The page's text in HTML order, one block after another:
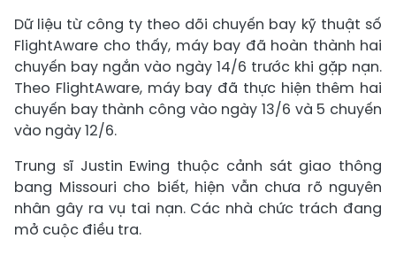
Dữ liệu từ công ty theo dõi chuyến bay kỹ thuật số
FlightAware cho thấy, máy bay đã hoàn thành hai
chuyến bay ngắn vào ngày 14/6 trước khi gặp nạn.
Theo FlightAware, máy bay đã thực hiện thêm hai
chuyến bay thành công vào ngày 13/6 và 5 chuyến
vào ngày 12/6.
Trung sĩ Justin Ewing thuộc cảnh sát giao thông
bang Missouri cho biết, hiện vẫn chưa rõ nguyên
nhân gây ra vụ tai nạn. Các nhà chức trách đang
mở cuộc điều tra.